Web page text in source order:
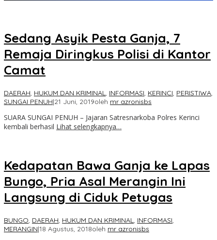
Sedang Asyik Pesta Ganja, 7
Remaja Diringkus Polisi di Kantor
Camat
DAERAH, HUKUM DAN KRIMINAL, INFORMASI, KERINCI, PERISTIWA,
SUNGAI PENUH|21 Juni, 2019oleh mr azronisbs
SUARA SUNGAI PENUH – Jajaran Satresnarkoba Polres Kerinci
kembali berhasil Lihat selengkapnya…
Kedapatan Bawa Ganja ke Lapas
Bungo, Pria Asal Merangin Ini
Langsung di Ciduk Petugas
BUNGO, DAERAH, HUKUM DAN KRIMINAL, INFORMASI,
MERANGIN|18 Agustus, 2018oleh mr azronisbs